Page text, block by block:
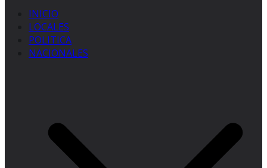
INICIO
LOCALES
POLITICA
NACIONALES